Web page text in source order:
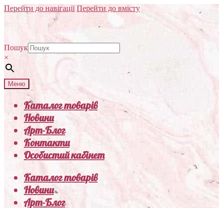
Перейти до навігації Перейти до вмісту
Пошук
×
Меню
Каталог товарів
Новини
Арт-Блог
Контакти
Особистий кабінет
Каталог товарів
Новини
Арт-Блог